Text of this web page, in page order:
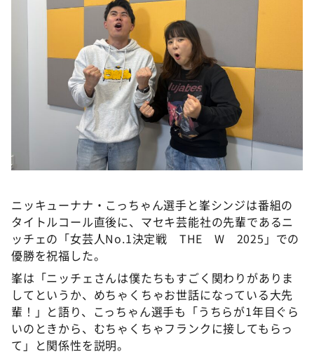
朝だ！生です旅サラダ
教えて！ニュースライブ 正義のミカタ
ＬＩＦＥ～夢のカタチ～
新婚さんいらっしゃい！
ポツンと一軒家
ザキ山小屋本館
ぺこぱのまるスポ
ニッキューナナ・こっちゃん選手と峯シンジは番組の
タイトルコール直後に、マセキ芸能社の先輩であるニ
ッチェの「女芸人No.1決定戦 THE W 2025」での
優勝を祝福した。
峯は「ニッチェさんは僕たちもすごく関わりがありま
してというか、めちゃくちゃお世話になっている大先
輩！」と語り、こっちゃん選手も「うちらが1年目ぐら
いのときから、むちゃくちゃフランクに接してもらっ
て」と関係性を説明。